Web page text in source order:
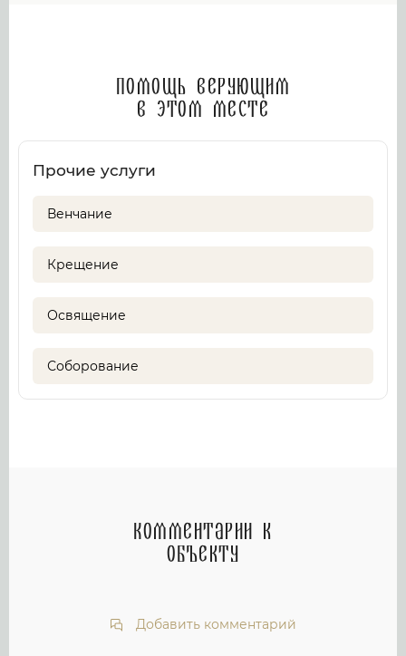
Помощь верующим
в этом месте
Прочие услуги
Венчание
Крещение
Освящение
Соборование
Комментарии к
объекту
Добавить комментарий